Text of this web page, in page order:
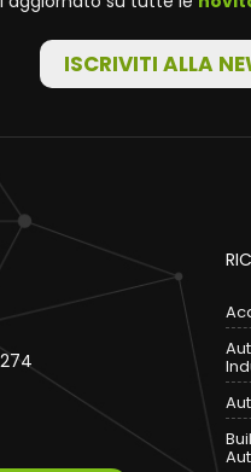
ISCRIVITI ALLA